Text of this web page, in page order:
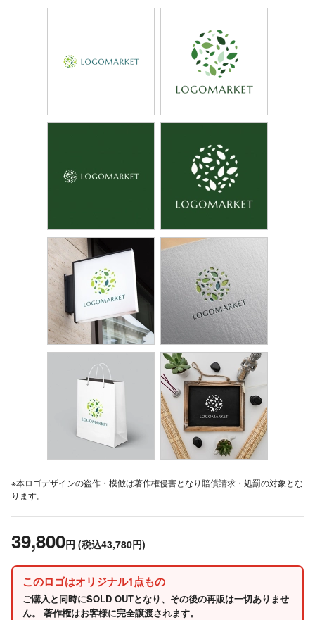
※本ロゴデザインの盗作・模倣は著作権侵害となり賠償請求・処罰の対象とな
ります。
39,800円 (税込43,780円)
このロゴはオリジナル1点もの
ご購入と同時にSOLD OUTとなり、その後の再販は一切ありませ
ん。 著作権はお客様に完全譲渡されます。